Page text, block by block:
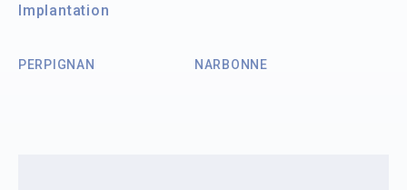
Implantation
PERPIGNAN NARBONNE